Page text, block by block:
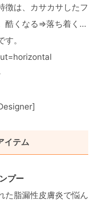
徴は、カサカサしたフ
酷くなる⇒落ち着く…
。
イテム
プー
た脂漏性皮膚炎で悩ん